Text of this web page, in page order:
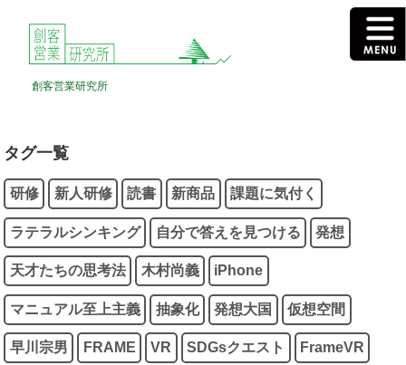
創客営業研究所
タグ一覧
研修 新人研修 読書 新商品 課題に気付く
ラテラルシンキング 自分で答えを見つける 発想
天才たちの思考法 木村尚義 iPhone
マニュアル至上主義 抽象化 発想大国 仮想空間
早川宗男 FRAME VR SDGsクエスト FrameVR